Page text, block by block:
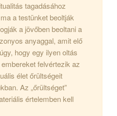
tagadásához
a testünket beoltják
a jövőben beoltani a
anyaggal, amit elő
hogy egy ilyen oltás
felvértezik az
élet őrültségeit
Az „őrültséget”
értelemben kell